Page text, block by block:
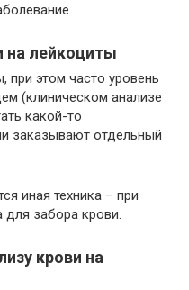
на лейкоциты
при этом часто уровень
(клиническом анализе
какой-то
заказывают отдельный
иная техника – при
забора крови.
крови на